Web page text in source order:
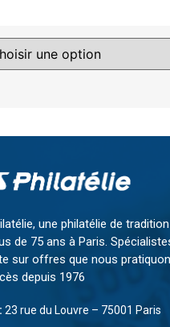
une philatélie de tradition
de 75 ans à Paris.
sur offres que nous
depuis 1976
23 rue du Louvre – 75001 Paris